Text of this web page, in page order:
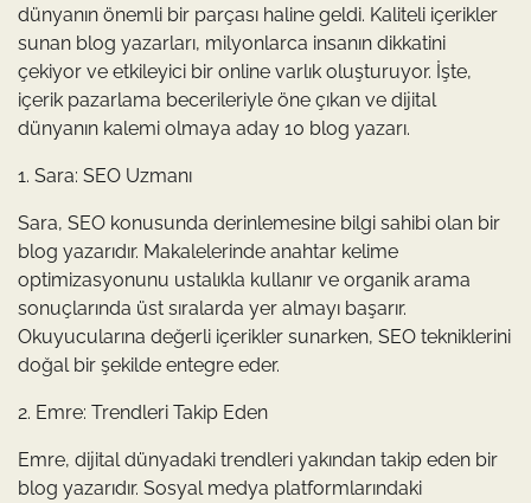
dünyanın önemli bir parçası haline geldi. Kaliteli içerikler
sunan blog yazarları, milyonlarca insanın dikkatini
çekiyor ve etkileyici bir online varlık oluşturuyor. İşte,
içerik pazarlama becerileriyle öne çıkan ve dijital
dünyanın kalemi olmaya aday 10 blog yazarı.
1. Sara: SEO Uzmanı
Sara, SEO konusunda derinlemesine bilgi sahibi olan bir
blog yazarıdır. Makalelerinde anahtar kelime
optimizasyonunu ustalıkla kullanır ve organik arama
sonuçlarında üst sıralarda yer almayı başarır.
Okuyucularına değerli içerikler sunarken, SEO tekniklerini
doğal bir şekilde entegre eder.
2. Emre: Trendleri Takip Eden
Emre, dijital dünyadaki trendleri yakından takip eden bir
blog yazarıdır. Sosyal medya platformlarındaki